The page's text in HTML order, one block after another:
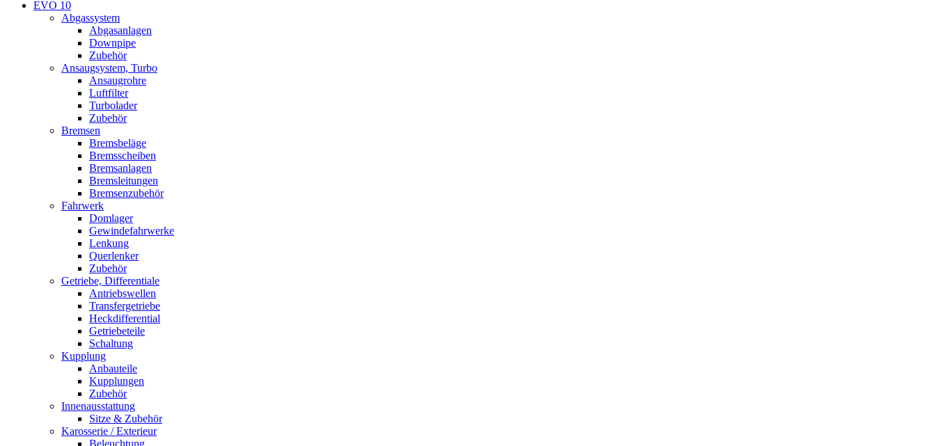
EVO 10
Abgassystem
Abgasanlagen
Downpipe
Zubehör
Ansaugsystem, Turbo
Ansaugrohre
Luftfilter
Turbolader
Zubehör
Bremsen
Bremsbeläge
Bremsscheiben
Bremsanlagen
Bremsleitungen
Bremsenzubehör
Fahrwerk
Domlager
Gewindefahrwerke
Lenkung
Querlenker
Zubehör
Getriebe, Differentiale
Antriebswellen
Transfergetriebe
Heckdifferential
Getriebeteile
Schaltung
Kupplung
Anbauteile
Kupplungen
Zubehör
Innenausstattung
Sitze & Zubehör
Karosserie / Exterieur
Beleuchtung